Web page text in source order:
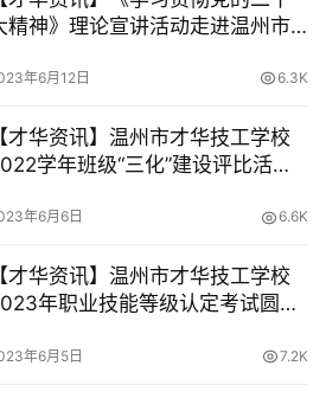
精神》理论宣讲活动走进温州市
年6月12日 6.3K
【才华资讯】温州市才华技工学校
学年班级“三化”建设评比活动
年6月6日 6.6K
【才华资讯】温州市才华技工学校
年职业技能等级认定考试圆满
年6月5日 7.2K